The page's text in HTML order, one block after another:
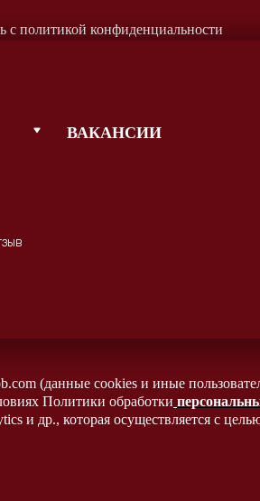
с политикой конфиденциальности
ВАКАНСИИ
(данные cookies и иные
Политики обработки
и др., которая осуществляется с